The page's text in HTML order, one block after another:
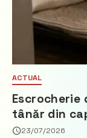
ACTUAL
Escrocherie
tânăr din
închisoare
23/07/2026